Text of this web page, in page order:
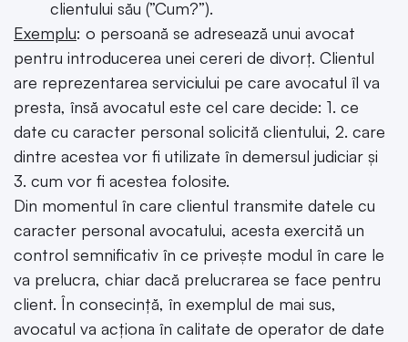
clientului său (”Cum?”).
Exemplu: o persoană se adresează unui avocat
pentru introducerea unei cereri de divorț. Clientul
are reprezentarea serviciului pe care avocatul îl va
presta, însă avocatul este cel care decide: 1. ce
date cu caracter personal solicită clientului, 2. care
dintre acestea vor fi utilizate în demersul judiciar și
3. cum vor fi acestea folosite.
Din momentul în care clientul transmite datele cu
caracter personal avocatului, acesta exercită un
control semnificativ în ce privește modul în care le
va prelucra, chiar dacă prelucrarea se face pentru
client. În consecință, în exemplul de mai sus,
avocatul va acționa în calitate de operator de date